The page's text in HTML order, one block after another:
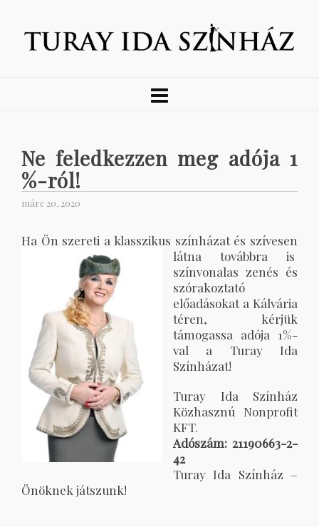
Ne feledkezzen meg adója 1
%-ról!
márc 20, 2020
Ha Ön szereti a klasszikus színházat és szívesen
látna továbbra is
színvonalas zenés és
szórakoztató
előadásokat a Kálvária
téren, kérjük
támogassa adója 1%-
val a Turay Ida
Színházat!
Turay Ida Színház
Közhasznú Nonprofit
KFT.
Adószám: 21190663-2-
42
Turay Ida Színház –
Önöknek játszunk!